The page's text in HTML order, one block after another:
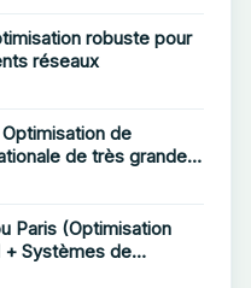
robuste pour
réseaux
de
de très grande
Paris (Optimisation
Systèmes de